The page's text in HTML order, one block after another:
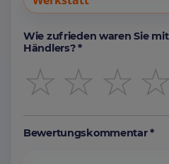
Wie zufrieden waren Sie
Händlers? *
☆
☆
☆
☆
Bewertungskommentar *